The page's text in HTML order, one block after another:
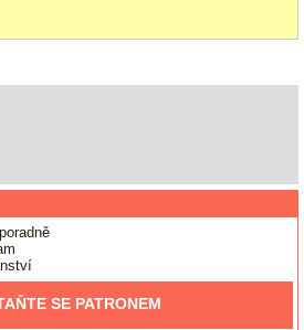
SE PATRONEM